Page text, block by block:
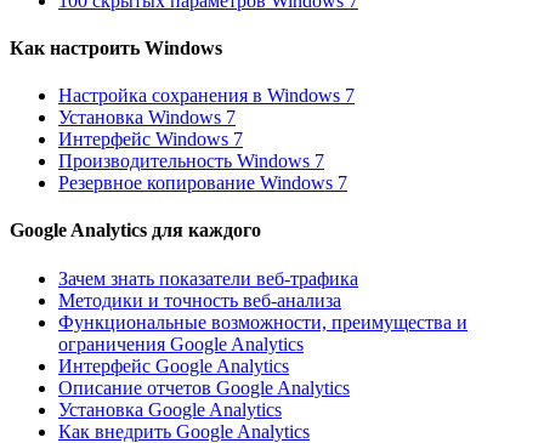
Как настроить Windows
Настройка сохранения в Windows 7
Установка Windows 7
Интерфейс Windows 7
Производительность Windows 7
Резервное копирование Windows 7
Google Analytics для каждого
Зачем знать показатели веб-трафика
Методики и точность веб-анализа
Функциональные возможности, преимущества и
ограничения Google Analytics
Интерфейс Google Analytics
Описание отчетов Google Analytics
Установка Google Analytics
Как внедрить Google Analytics